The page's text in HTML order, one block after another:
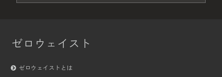
ゼロウェイスト
ゼロウェイストとは